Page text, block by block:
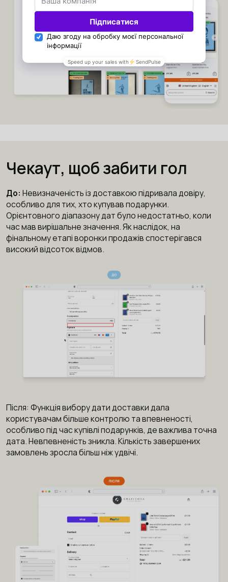
Чекаут, щоб забити гол
До: Невизначеність із доставкою підривала довіру,
особливо для тих, хто купував подарунки.
Орієнтовного діапазону дат було недостатньо, коли
час мав вирішальне значення. Як наслідок, на
фінальному етапі воронки продажів спостерігався
високий відсоток відмов.
Після: Функція вибору дати доставки дала
користувачам більше контролю та впевненості,
особливо під час купівлі подарунків, де важлива точна
дата. Невпевненість зникла. Кількість завершених
замовлень зросла більш ніж удвічі.